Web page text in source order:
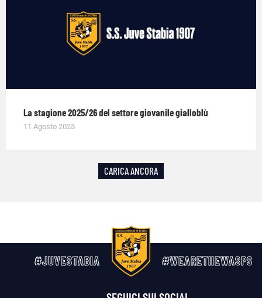
La stagione 2025/26 del settore giovanile gialloblù
11 Agosto 2025
CARICA ANCORA
#JUVESTABIA #WEARETHEWASPS